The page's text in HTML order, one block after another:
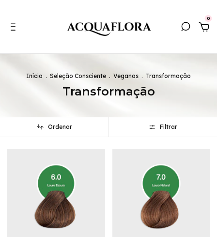
0
Início . Seleção Consciente . Veganos . Transformação
Transformação
Ordenar Filtrar